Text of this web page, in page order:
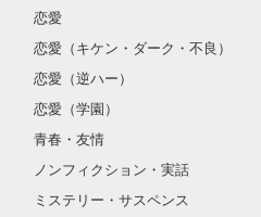
恋愛
恋愛（キケン・ダーク・不良）
恋愛（逆ハー）
恋愛（学園）
青春・友情
ノンフィクション・実話
ミステリー・サスペンス